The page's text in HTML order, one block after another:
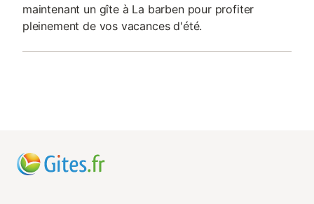
maintenant un gîte à La barben pour profiter
pleinement de vos vacances d'été.